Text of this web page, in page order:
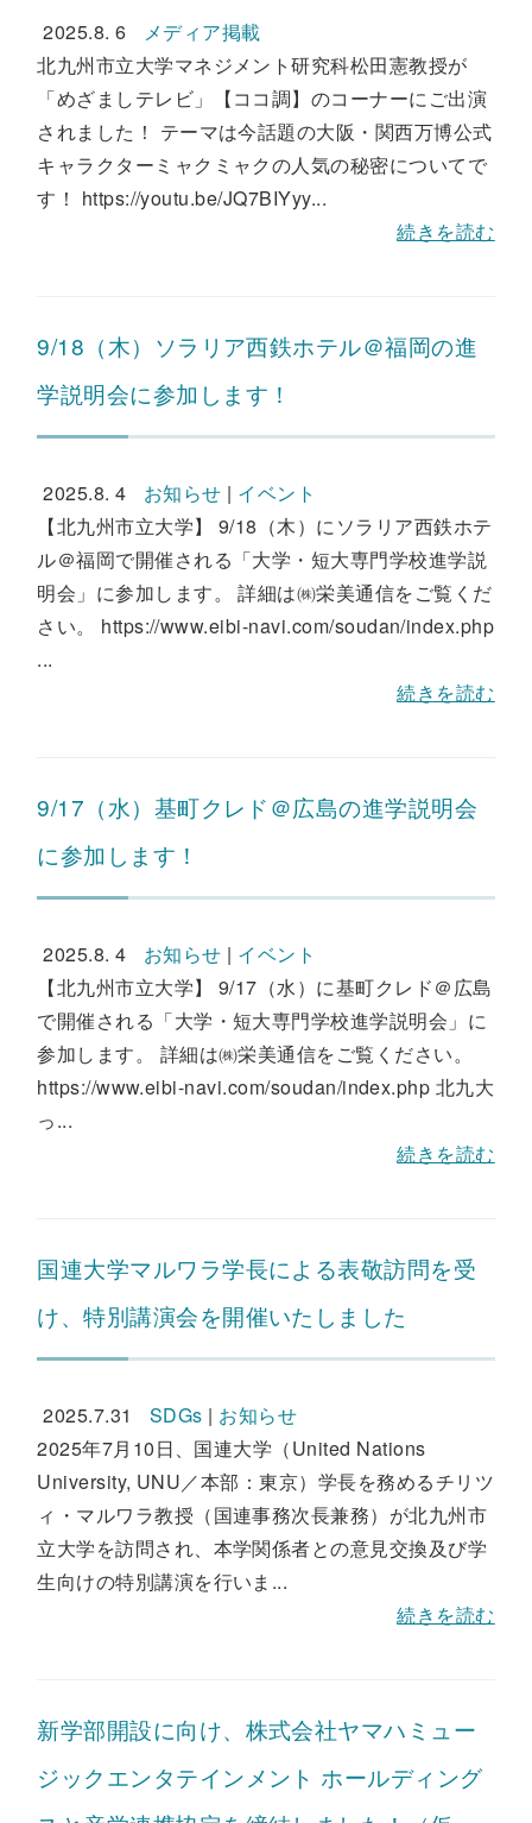
2025.8. 6
メディア掲載
北九州市立大学マネジメント研究科松田憲教授が
「めざましテレビ」【ココ調】のコーナーにご出演
されました！ テーマは今話題の大阪・関西万博公式
キャラクターミャクミャクの人気の秘密についてで
す！ https://youtu.be/JQ7BIYyy...
続きを読む
9/18（木）ソラリア西鉄ホテル＠福岡の進
学説明会に参加します！
2025.8. 4 お知らせ | イベント
【北九州市立大学】 9/18（木）にソラリア西鉄ホテ
ル＠福岡で開催される「大学・短大専門学校進学説
明会」に参加します。 詳細は㈱栄美通信をご覧くだ
さい。 https://www.eibi-navi.com/soudan/index.php
...
続きを読む
9/17（水）基町クレド＠広島の進学説明会
に参加します！
2025.8. 4 お知らせ | イベント
【北九州市立大学】 9/17（水）に基町クレド＠広島
で開催される「大学・短大専門学校進学説明会」に
参加します。 詳細は㈱栄美通信をご覧ください。
https://www.eibi-navi.com/soudan/index.php 北九大
っ...
続きを読む
国連大学マルワラ学長による表敬訪問を受
け、特別講演会を開催いたしました
2025.7.31 SDGs | お知らせ
2025年7月10日、国連大学（United Nations
University, UNU／本部：東京）学長を務めるチリツ
ィ・マルワラ教授（国連事務次長兼務）が北九州市
立大学を訪問され、本学関係者との意見交換及び学
生向けの特別講演を行いま...
続きを読む
新学部開設に向け、株式会社ヤマハミュー
ジックエンタテインメント ホールディング